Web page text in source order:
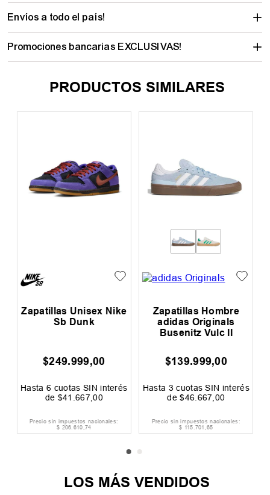
Envíos a todo el país!
Promociones bancarias EXCLUSIVAS!
PRODUCTOS SIMILARES
Zapatillas Unisex Nike
Sb Dunk
$249.999,00
Hasta 6 cuotas SIN interés
de $41 667,00
Precio sin impuestos nacionales:
$ 206.610,74
Zapatillas Hombre
adidas Originals
Busenitz Vulc II
$139.999,00
Hasta 3cuotas SIN interés
de$46 667 00
Precio sin impuestos nacionales:
$ 115.701,65
LOS MÁS VENDIDOS